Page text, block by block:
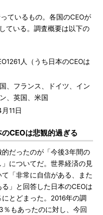
ているもの。各国のCEOが
ている。調査概要は以下の
人（うち日本のCEOは
、フランス、ドイツ、イン
、英国、米国
11日
CEOは悲観的過ぎる
だったのが「今後3年間の
」についてだ。世界経済の見
「非常に自信がある、また
」と回答した日本のCEOは
にとどまった。2016年の調
％もあったのに対し、今回